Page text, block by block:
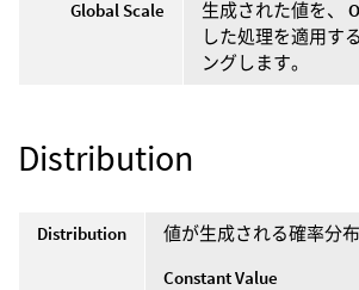
Global Scale
生成された値を、
した処理を適用す
ングします。
Distribution
Distribution
値が生成される確率分
Constant Value